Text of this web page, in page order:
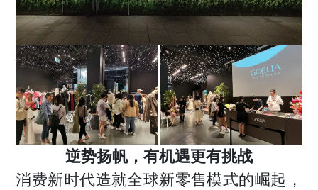
逆势扬帆，有机遇更有挑战
消费新时代造就全球新零售模式的崛起，